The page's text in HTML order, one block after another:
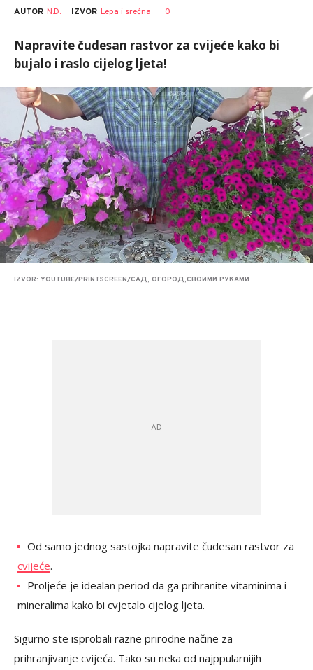
AUTOR N.D. IZVOR Lepa i srećna 0
Napravite čudesan rastvor za cvijeće kako bi
bujalo i raslo cijelog ljeta!
IZVOR: YOUTUBE/PRINTSCREEN/САД, ОГОРОД,СВОИМИ РУКАМИ
Od samo jednog sastojka napravite čudesan rastvor za
cvijeće.
Proljeće je idealan period da ga prihranite vitaminima i
mineralima kako bi cvjetalo cijelog ljeta.
Sigurno ste isprobali razne prirodne načine za
prihranjivanje cvijeća. Tako su neka od najppularnijih